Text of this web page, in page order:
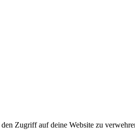
Zugriff auf deine Website zu